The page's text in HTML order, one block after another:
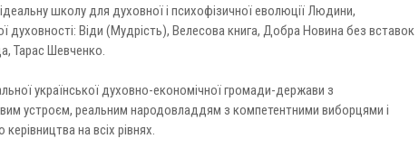
школу для духовної і психофізичної еволюції Людини,
духовності: Віди (Мудрість), Велесова книга, Добра Новина без вставок
Тарас Шевченко.
української духовно-економічної громади-держави з
устроєм, реальним народовладдям з компетентними виборцями і
на всіх рівнях.